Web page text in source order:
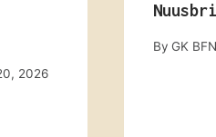
2026
By GK